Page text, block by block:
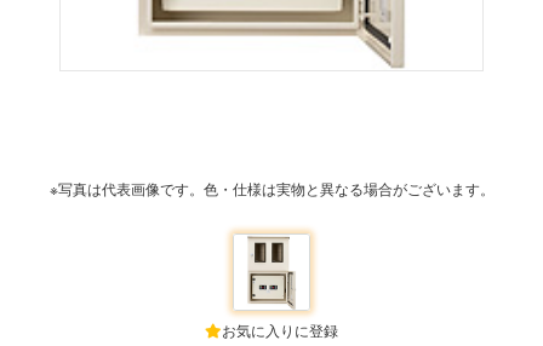
※写真は代表画像です。色・仕様は実物と異なる場合がございます。
お気に入りに登録